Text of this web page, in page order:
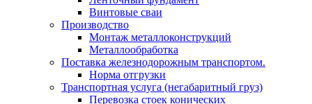
Винтовые сваи
Производство
Монтаж металлоконструкций
Металлообработка
Поставка железнодорожным транспортом.
Норма отгрузки
Транспортная услуга (негабаритный груз)
Перевозка стоек конических